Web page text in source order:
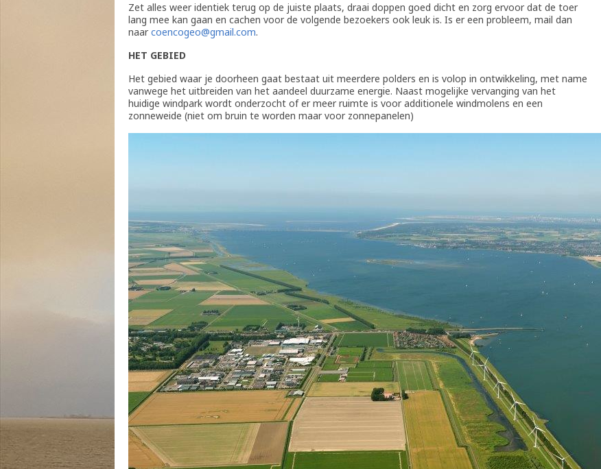
Zet alles weer identiek terug op de juiste plaats, draai doppen goed dicht en zorg ervoor dat de toer
lang mee kan gaan en cachen voor de volgende bezoekers ook leuk is. Is er een probleem, mail dan
naar coencogeo@gmail.com.
HET GEBIED
Het gebied waar je doorheen gaat bestaat uit meerdere polders en is volop in ontwikkeling, met name
vanwege het uitbreiden van het aandeel duurzame energie. Naast mogelijke vervanging van het
huidige windpark wordt onderzocht of er meer ruimte is voor additionele windmolens en een
zonneweide (niet om bruin te worden maar voor zonnepanelen)